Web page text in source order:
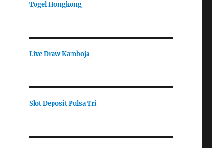
Togel Hongkong
Live Draw Kamboja
Slot Deposit Pulsa Tri